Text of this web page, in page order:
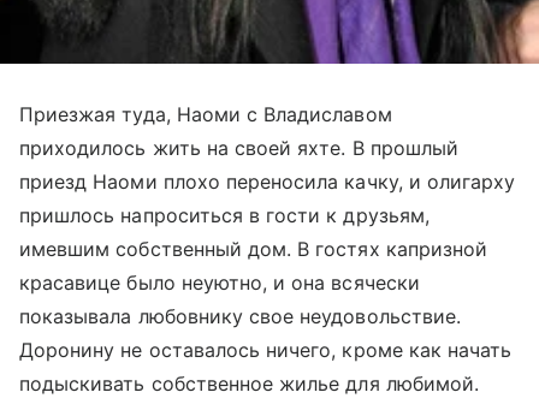
Приезжая туда, Наоми с Владиславом
приходилось жить на своей яхте. В прошлый
приезд Наоми плохо переносила качку, и олигарху
пришлось напроситься в гости к друзьям,
имевшим собственный дом. В гостях капризной
красавице было неуютно, и она всячески
показывала любовнику свое неудовольствие.
Доронину не оставалось ничего, кроме как начать
подыскивать собственное жилье для любимой.